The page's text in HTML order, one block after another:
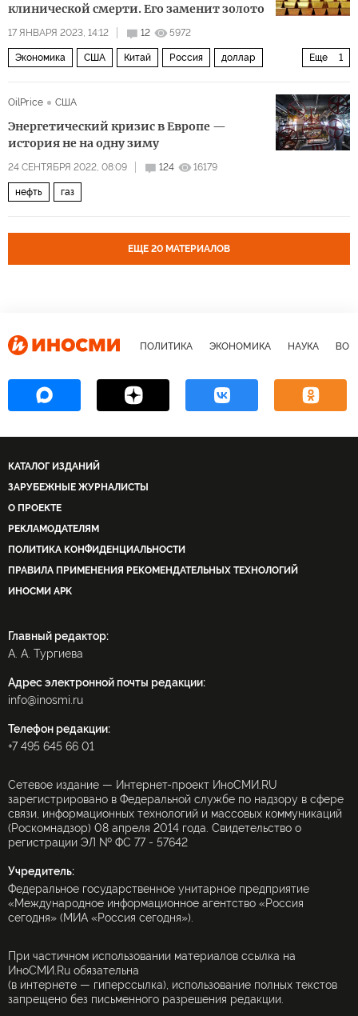
клинической смерти. Его заменит золото
17 ЯНВАРЯ 2023, 14:12 12 5972
Еще 1
Экономика США Китай Россия доллар
OilPrice
США
Энергетический кризис в Европе —
история не на одну зиму
24 СЕНТЯБРЯ 2022, 08:09 124 16179
нефть газ
ЕЩЕ 20 МАТЕРИАЛОВ
ПОЛИТИКА ЭКОНОМИКА НАУКА
КАТАЛОГ ИЗДАНИЙ
ЗАРУБЕЖНЫЕ ЖУРНАЛИСТЫ
О ПРОЕКТЕ
РЕКЛАМОДАТЕЛЯМ
ПОЛИТИКА КОНФИДЕНЦИАЛЬНОСТИ
ПРАВИЛА ПРИМЕНЕНИЯ РЕКОМЕНДАТЕЛЬНЫХ ТЕХНОЛОГИЙ
ИНОСМИ APK
Главный редактор:
А. А. Тургиева
Адрес электронной почты редакции:
info@inosmi.ru
Телефон редакции:
+7 495 645 66 01
Сетевое издание — Интернет-проект ИноСМИ.RU
зарегистрировано в Федеральной службе по надзору в сфере
связи, информационных технологий и массовых коммуникаций
(Роскомнадзор) 08 апреля 2014 года. Свидетельство о
регистрации ЭЛ № ФС 77 - 57642
Учредитель:
Федеральное государственное унитарное предприятие
«Международное информационное агентство «Россия
сегодня» (МИА «Россия сегодня»).
При частичном использовании материалов ссылка на
ИноСМИ.Ru обязательна
(в интернете — гиперссылка), использование полных текстов
запрещено без письменного разрешения редакции.